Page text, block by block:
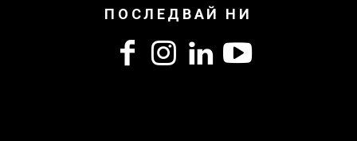
ПОСЛЕДВАЙ НИ